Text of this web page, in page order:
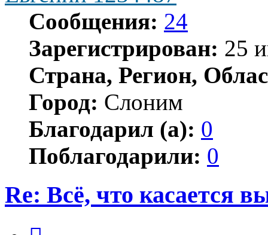
Сообщения: 24
Зарегистрирован: 25
Страна, Регион,
Город: Слоним
Благодарил (а): 0
Поблагодарили: 0
Re: Всё, что касается